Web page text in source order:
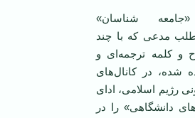
شناسان»
مدعی که با چند
و کلمه ترجمه‌ای و
شده، در کانال‌های
رژیم اسلامی، ادای
دانشگاهی» را در